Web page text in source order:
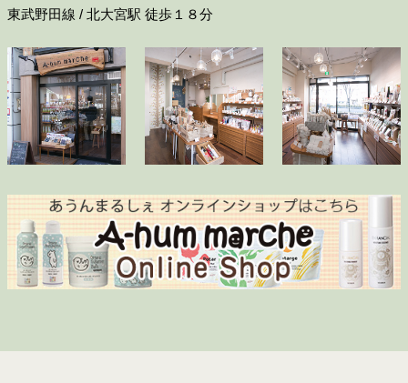
東武野田線 / 北大宮駅 徒歩１８分